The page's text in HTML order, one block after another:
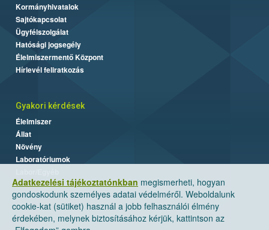
Adatkezelési tájékoztatónkban megismerheti, hogyan
gondoskodunk személyes adatai védelméről. Weboldalunk
cookie-kat (sütiket) használ a jobb felhasználói élmény
érdekében, melynek biztosításához kérjük, kattintson az
Kormányhivatalok
Sajtókapcsolat
Ügyfélszolgálat
Hatósági jogsegély
Élelmiszermentő Központ
Hírlevél feliratkozás
Gyakori kérdések
Élelmiszer
Állat
Növény
Laboratóriumok